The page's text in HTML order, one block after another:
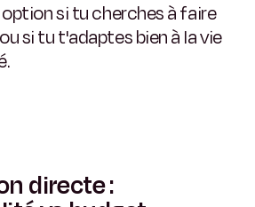
si tu cherches à faire
si tu t'adaptes bien à la vie
directe :